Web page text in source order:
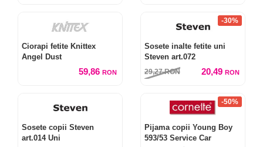
Ciorapi fetite Knittex
Angel Dust
59,86 RON
-30%
Sosete inalte fetite uni
Steven art.072
29,27RON 20,49 RON
Sosete copii Steven
art.014 Uni
-50%
Pijama copii Young Boy
593/53 Service Car